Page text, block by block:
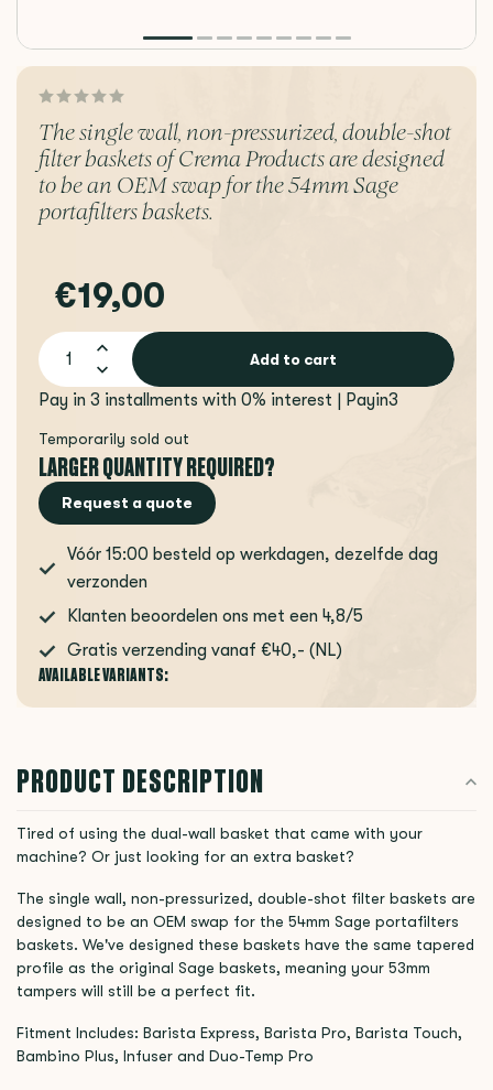
The single wall, non-pressurized, double-shot
filter baskets of Crema Products are designed
to be an OEM swap for the 54mm Sage
portafilters baskets.
€19,00
Add to cart
Pay in 3 installments with 0% interest | Payin3
Temporarily sold out
LARGER QUANTITY REQUIRED?
Request a quote
Vóór 15:00 besteld op werkdagen, dezelfde dag
verzonden
Klanten beoordelen ons met een 4,8/5
Gratis verzending vanaf €40,- (NL)
AVAILABLE VARIANTS:
PRODUCT DESCRIPTION
Tired of using the dual-wall basket that came with your
machine? Or just looking for an extra basket?
The single wall, non-pressurized, double-shot filter baskets are
designed to be an OEM swap for the 54mm Sage portafilters
baskets. We've designed these baskets have the same tapered
profile as the original Sage baskets, meaning your 53mm
tampers will still be a perfect fit.
Fitment Includes: Barista Express, Barista Pro, Barista Touch,
Bambino Plus, Infuser and Duo-Temp Pro